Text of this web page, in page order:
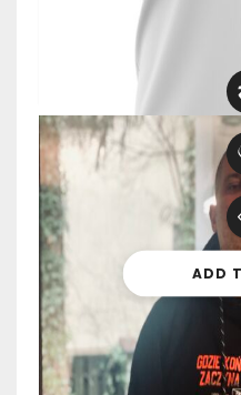
ADD